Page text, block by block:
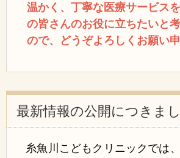
温かく、丁寧な医療サービス
の皆さんのお役に立ちたいと
ので、どうぞよろしくお願い申
最新情報の公開につきま
糸魚川こどもクリニックでは